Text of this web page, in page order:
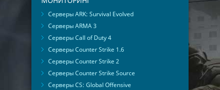
Серверы ARK: Survival Evolved
Серверы ARMA 3
Серверы Call of Duty 4
Серверы Counter Strike 1.6
Серверы Counter Strike 2
Серверы Counter Strike Source
Серверы CS: Global Offensive